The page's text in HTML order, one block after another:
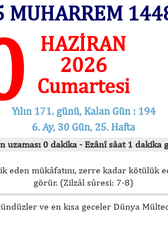
MUHARREM
HAZİRAN
2026
Cumartesi
Yılın 171. günü, Kalan Gün : 194
6. Ay, 30 Gün, 25. Hafta
uzaması 0 dakika - Ezânî sâat 1 dakika
eden mükâfatını, zerre kadar kötülük
görür. (Zilzâl sûresi: 7-8)
ve en kısa geceler Dünya